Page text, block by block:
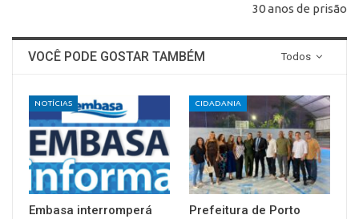
30 anos de prisão
Todos
VOCÊ PODE GOSTAR TAMBÉM
NOTÍCIAS
Embasa interromperá
CIDADANIA
Prefeitura de Porto